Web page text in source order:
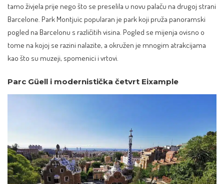
tamo živjela prije nego što se preselila u novu palaču na drugoj strani
Barcelone. Park Montjuïc popularan je park koji pruža panoramski
pogled na Barcelonu s različitih visina. Pogled se mijenja ovisno o
tome na kojoj se razini nalazite, a okružen je mnogim atrakcijama
kao što su muzeji, spomenici i vrtovi.
Parc Güell i modernistička četvrt Eixample